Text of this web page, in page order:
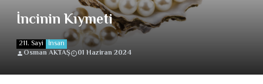
İncinin Kıymeti
211. Sayi İnsan
Osman AKTAŞ
01 Haziran 2024